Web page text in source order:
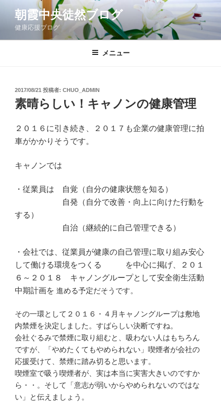
ン
朝霞中央徒然ブログ
健康応援ブログ
メニュー
投
稿
日:
2017/08/21 投稿者: CHUO_ADMIN
素晴らしい！キャノンの健康管理
２０１６に引き続き、２０１７も企業の健康管理に拍
車がかかりそうです。
キャノンでは
・従業員は 自覚（自分の健康状態を知る）
自発（自分で改善・向上に向けた行動を
する）
自治（継続的に自己管理できる）
・会社では、従業員が健康の自己管理に取り組み安心
して働ける環境をつくる
を中心に掲げ、２０１
６～２０１８ キャノングループとして安全衛生活動
中期計画を 進める予定だそうです。
その一環として２０１６・４月キャノングループは敷地
内禁煙を決定しました。すばらしい決断ですね。
会社ぐるみで禁煙に取り組むと、吸わない人はもちろん
ですが、「やめたくてもやめられない」喫煙者が会社の
応援受けて、禁煙に踏み切ると思います。
喫煙室で吸う喫煙者が、実は本当に実害大きいのですか
ら・・。そして「意志が弱いからやめられないのではな
い」と伝えましょう。